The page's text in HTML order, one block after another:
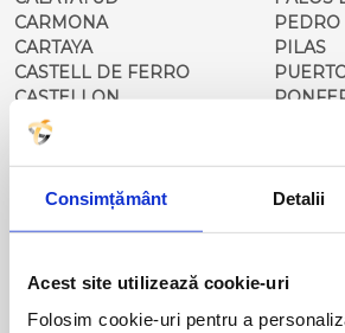
Consimțământ Detalii
Acest site utilizează cookie-uri
Folosim cookie-uri pentru a
CARMONA
CARTAYA
CASTELL DE FERRO
CASTELLON
CORDOBA
CORRAL DE ALMAGUER
COSLADA
CARBONERO EL MAYOR
ECIJA
EL BAIX L'EBRE
EL EJIDO
PILAS
PORTA